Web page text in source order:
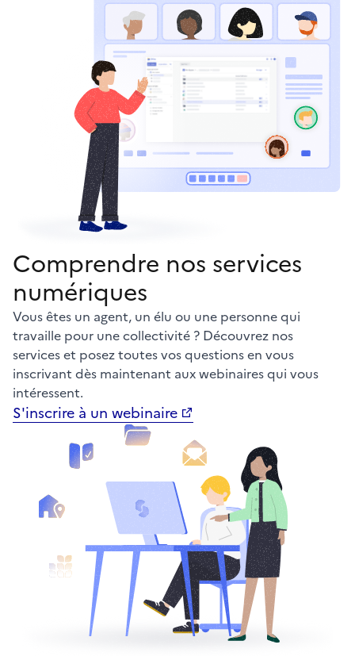
Comprendre nos services
numériques
Vous êtes un agent, un élu ou une personne qui
travaille pour une collectivité ? Découvrez nos
services et posez toutes vos questions en vous
inscrivant dès maintenant aux webinaires qui vous
intéressent.
S'inscrire à un webinaire